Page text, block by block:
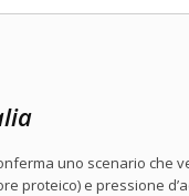
uno scenario che
proteico) e pressione